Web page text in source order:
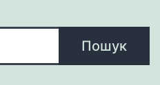
Пошук